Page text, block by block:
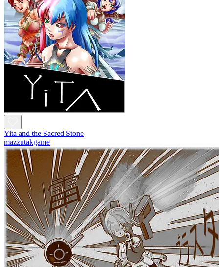
Yita and the Sacred Stone
mazzutakgame